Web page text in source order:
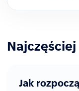
Jak